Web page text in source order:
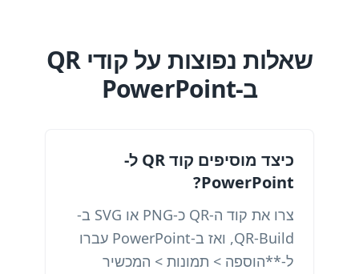
שאלות נפוצות על קודי QR
ב-PowerPoint
כיצד מוסיפים קוד QR ל-
PowerPoint?
צרו את קוד ה-QR כ-PNG או SVG ב-
QR-Build, ואז ב-PowerPoint עברו
ל-**הוספה > תמונות > המכשיר